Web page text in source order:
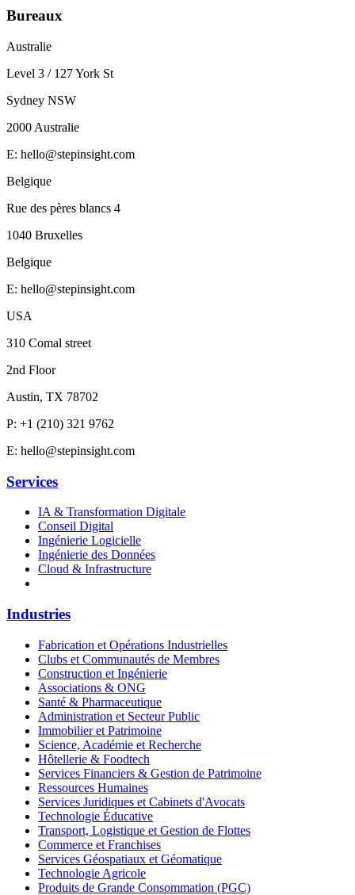
Bureaux
Australie
Level 3 / 127 York St
Sydney NSW
2000 Australie
E: hello@stepinsight.com
Belgique
Rue des pères blancs 4
1040 Bruxelles
Belgique
E: hello@stepinsight.com
USA
310 Comal street
2nd Floor
Austin, TX 78702
P: +1 (210) 321 9762
E: hello@stepinsight.com
Services
IA & Transformation Digitale
Conseil Digital
Ingénierie Logicielle
Ingénierie des Données
Cloud & Infrastructure
Industries
Fabrication et Opérations Industrielles
Clubs et Communautés de Membres
Construction et Ingénierie
Associations & ONG
Santé & Pharmaceutique
Administration et Secteur Public
Immobilier et Patrimoine
Science, Académie et Recherche
Hôtellerie & Foodtech
Services Financiers & Gestion de Patrimoine
Ressources Humaines
Services Juridiques et Cabinets d'Avocats
Technologie Éducative
Transport, Logistique et Gestion de Flottes
Commerce et Franchises
Services Géospatiaux et Géomatique
Technologie Agricole
Produits de Grande Consommation (PGC)